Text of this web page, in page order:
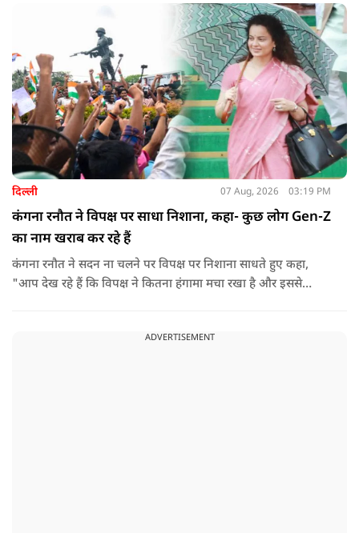
दिल्ली 07 Aug, 2026 03:19 PM
कंगना रनौत ने विपक्ष पर साधा निशाना, कहा- कुछ लोग Gen-Z
का नाम खराब कर रहे हैं
कंगना रनौत ने सदन ना चलने पर विपक्ष पर निशाना साधते हुए कहा,
"आप देख रहे हैं कि विपक्ष ने कितना हंगामा मचा रखा है और इससे
देश के सामने साफ हो रही है. और जब हारते हैं, तो रोना रोते हैं."
ADVERTISEMENT